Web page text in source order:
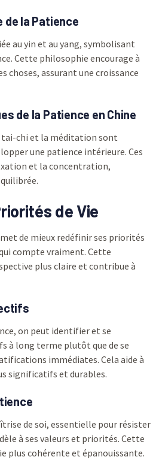
de la Patience
au yin et au yang, symbolisant
Cette philosophie encourage à
choses, assurant une croissance
de la Patience en Chine
tai-chi et la méditation sont
une patience intérieure. Ces
et la concentration,
de Vie
de mieux redéfinir ses priorités
compte vraiment. Cette
plus claire et contribue à
on peut identifier et se
à long terme plutôt que de se
immédiates. Cela aide à
significatifs et durables.
de soi, essentielle pour résister
à ses valeurs et priorités. Cette
plus cohérente et épanouissante.